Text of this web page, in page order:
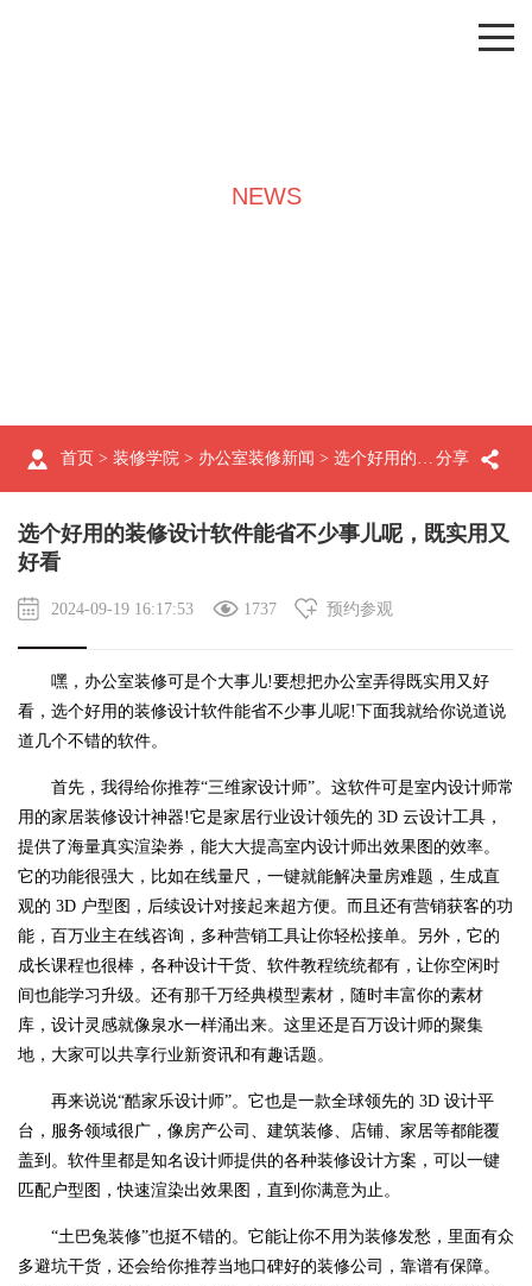
NEWS
分享
首页 > 装修学院 > 办公室装修新闻 > 选个好用的装修设计软件能省不少事儿呢，既实用又好看
选个好用的装修设计软件能省不少事儿呢，既实用又
好看
2024-09-19 16:17:53 1737 预约参观
嘿， 办公室装修可是个大事儿!要想把办公室弄得既实用又好
看，选个好用的装修设计软件能省不少事儿呢!下面我就给你说道说
道几个不错的软件。
首先，我得给你推荐“三维家设计师”。这软件可是室内设计师常
用的家居装修设计神器!它是家居行业设计领先的 3D 云设计工具，
提供了海量真实渲染券，能大大提高室内设计师出效果图的效率。
它的功能很强大，比如在线量尺，一键就能解决量房难题，生成直
观的 3D 户型图，后续设计对接起来超方便。而且还有营销获客的功
能，百万业主在线咨询，多种营销工具让你轻松接单。另外，它的
成长课程也很棒，各种设计干货、软件教程统统都有，让你空闲时
间也能学习升级。还有那千万经典模型素材，随时丰富你的素材
库，设计灵感就像泉水一样涌出来。这里还是百万设计师的聚集
地，大家可以共享行业新资讯和有趣话题。
再来说说“酷家乐设计师”。它也是一款全球领先的 3D 设计平
台，服务领域很广，像房产公司、建筑装修、店铺、家居等都能覆
盖到。软件里都是知名设计师提供的各种装修设计方案，可以一键
匹配户型图，快速渲染出效果图，直到你满意为止。
“土巴兔装修”也挺不错的。它能让你不用为装修发愁，里面有众
多避坑干货，还会给你推荐当地口碑好的装修公司，靠谱有保障。